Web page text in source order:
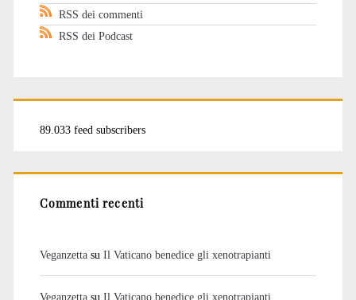
RSS dei commenti
RSS dei Podcast
89.033 feed subscribers
Commenti recenti
Veganzettasu Il Vaticano benedice gli xenotrapianti
Veganzettasu Il Vaticano benedice gli xenotrapianti